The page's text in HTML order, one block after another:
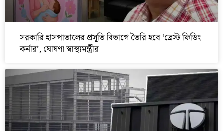
সরকারি হাসপাতালের প্রসূতি বিভাগে তৈরি হবে ‘ব্রেস্ট ফিডিং
কর্নার’, ঘোষণা স্বাস্থ্যমন্ত্রীর